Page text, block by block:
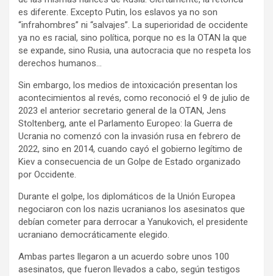
es diferente. Excepto Putin, los eslavos ya no son
“infrahombres” ni “salvajes”. La superioridad de occidente
ya no es racial, sino política, porque no es la OTAN la que
se expande, sino Rusia, una autocracia que no respeta los
derechos humanos…
Sin embargo, los medios de intoxicación presentan los
acontecimientos al revés, como reconoció el 9 de julio de
2023 el anterior secretario general de la OTAN, Jens
Stoltenberg, ante el Parlamento Europeo: la Guerra de
Ucrania no comenzó con la invasión rusa en febrero de
2022, sino en 2014, cuando cayó el gobierno legítimo de
Kiev a consecuencia de un Golpe de Estado organizado
por Occidente.
Durante el golpe, los diplomáticos de la Unión Europea
negociaron con los nazis ucranianos los asesinatos que
debían cometer para derrocar a Yanukovich, el presidente
ucraniano democráticamente elegido.
Ambas partes llegaron a un acuerdo sobre unos 100
asesinatos, que fueron llevados a cabo, según testigos